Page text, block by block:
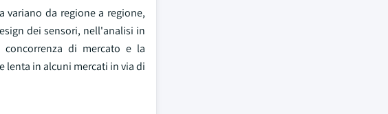
variano da regione a regione,
dei sensori, nell'analisi in
di mercato e la
lenta in alcuni mercati in via di